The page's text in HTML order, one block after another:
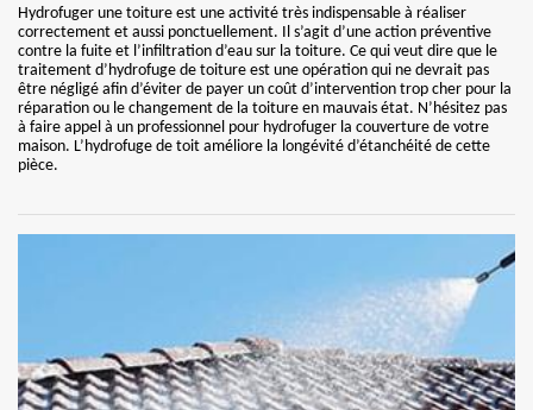
Hydrofuger une toiture est une activité très indispensable à réaliser
correctement et aussi ponctuellement. Il s’agit d’une action préventive
contre la fuite et l’infiltration d’eau sur la toiture. Ce qui veut dire que le
traitement d’hydrofuge de toiture est une opération qui ne devrait pas
être négligé afin d’éviter de payer un coût d’intervention trop cher pour la
réparation ou le changement de la toiture en mauvais état. N’hésitez pas
à faire appel à un professionnel pour hydrofuger la couverture de votre
maison. L’hydrofuge de toit améliore la longévité d’étanchéité de cette
pièce.